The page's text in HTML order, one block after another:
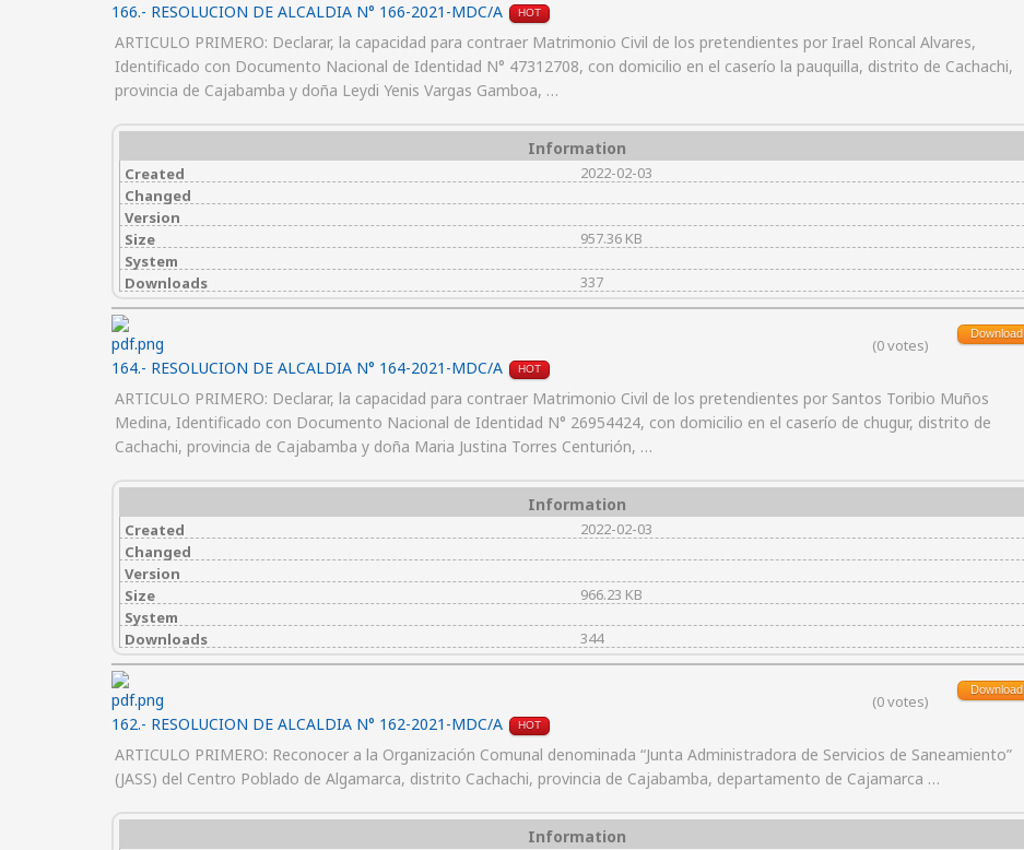
166.- RESOLUCION DE ALCALDIA N° 166-2021-MDC/A HOT
ARTICULO PRIMERO: Declarar, la capacidad para contraer Matrimonio Civil de los pretendientes por Irael Roncal Alvares,
Identificado con Documento Nacional de Identidad N° 47312708, con domicilio en el caserío la pauquilla, distrito de Cachachi,
provincia de Cajabamba y doña Leydi Yenis Vargas Gamboa, …
Information
Created
2022-02-03
Changed
Version
Size
957.36 KB
System
Downloads
337
164.- RESOLUCION DE ALCALDIA N° 164-2021-MDC/A HOT
Download
(0 votes)
ARTICULO PRIMERO: Declarar, la capacidad para contraer Matrimonio Civil de los pretendientes por Santos Toribio Muños
Medina, Identificado con Documento Nacional de Identidad N° 26954424, con domicilio en el caserío de chugur, distrito de
Cachachi, provincia de Cajabamba y doña Maria Justina Torres Centurión, …
Information
Created
2022-02-03
Changed
Version
Size
966.23 KB
System
Downloads
344
162.- RESOLUCION DE ALCALDIA N° 162-2021-MDC/A HOT
Download
(0 votes)
ARTICULO PRIMERO: Reconocer a la Organización Comunal denominada “Junta Administradora de Servicios de Saneamiento”
(JASS) del Centro Poblado de Algamarca, distrito Cachachi, provincia de Cajabamba, departamento de Cajamarca …
Information